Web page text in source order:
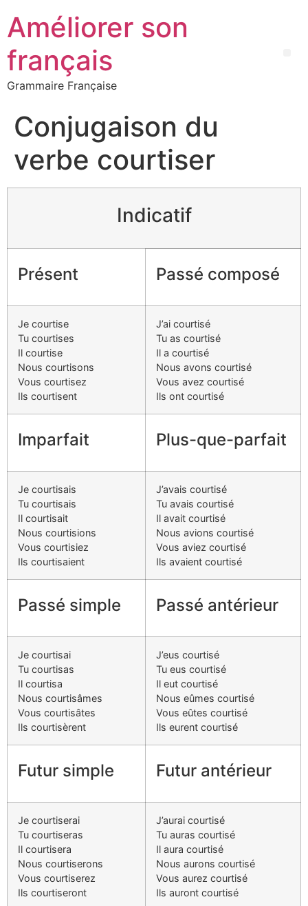
Améliorer son
français
Grammaire Française
Conjugaison du
verbe courtiser
Indicatif
Présent Passé composé
Je courtise
Tu courtises
Il courtise
Nous courtisons
Vous courtisez
Ils courtisent
J’ai courtisé
Tu as courtisé
Il a courtisé
Nous avons courtisé
Vous avez courtisé
Ils ont courtisé
Imparfait Plus-que-parfait
Je courtisais
Tu courtisais
Il courtisait
Nous courtisions
Vous courtisiez
Ils courtisaient
J’avais courtisé
Tu avais courtisé
Il avait courtisé
Nous avions courtisé
Vous aviez courtisé
Ils avaient courtisé
Passé simple Passé antérieur
Je courtisai
Tu courtisas
Il courtisa
Nous courtisâmes
Vous courtisâtes
Ils courtisèrent
J’eus courtisé
Tu eus courtisé
Il eut courtisé
Nous eûmes courtisé
Vous eûtes courtisé
Ils eurent courtisé
Futur simple Futur antérieur
Je courtiserai
Tu courtiseras
Il courtisera
Nous courtiserons
Vous courtiserez
Ils courtiseront
J’aurai courtisé
Tu auras courtisé
Il aura courtisé
Nous aurons courtisé
Vous aurez courtisé
Ils auront courtisé